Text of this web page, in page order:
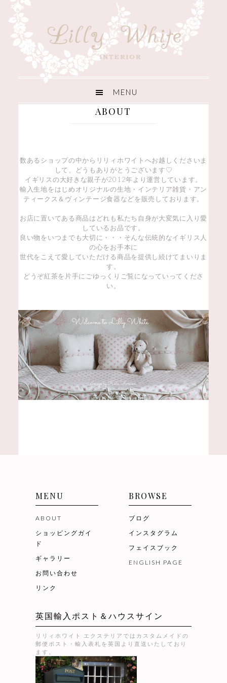
ABOUT
数あるショップの中からリリィホワイトへお越しくださいま
して、どうもありがとうございます♡
イギリスの大好きな親子が2012年より運営しています。
輸入生地をはじめオリジナルの生地・インテリア雑貨・アン
ティークス＆ヴィンテージ食器などを販売しております。
お店に置いてある商品はどれも私たち自身が大変気に入り愛
しているお品です。
良い物をいつまでも大切に・・・そんな伝統的なイギリス人
の心をお手本に
世代をこえて愛していただける商品を提供し続けてまいりま
す。
どうぞ紅茶を片手にごゆっくりご覧になっていってくださ
い。
MENU
ABOUT
ショッピングガイ
ド
ギャラリー
お問い合わせ
リンク
BROWSE
ブログ
インスタグラム
フェイスブック
ENGLISH PAGE
英国輸入ポスト＆ハウスサイン
リリィホワイト エクステリアではカスタムメイドの
郵便ポスト・輸入表札を英国より直送いたしており
ます。